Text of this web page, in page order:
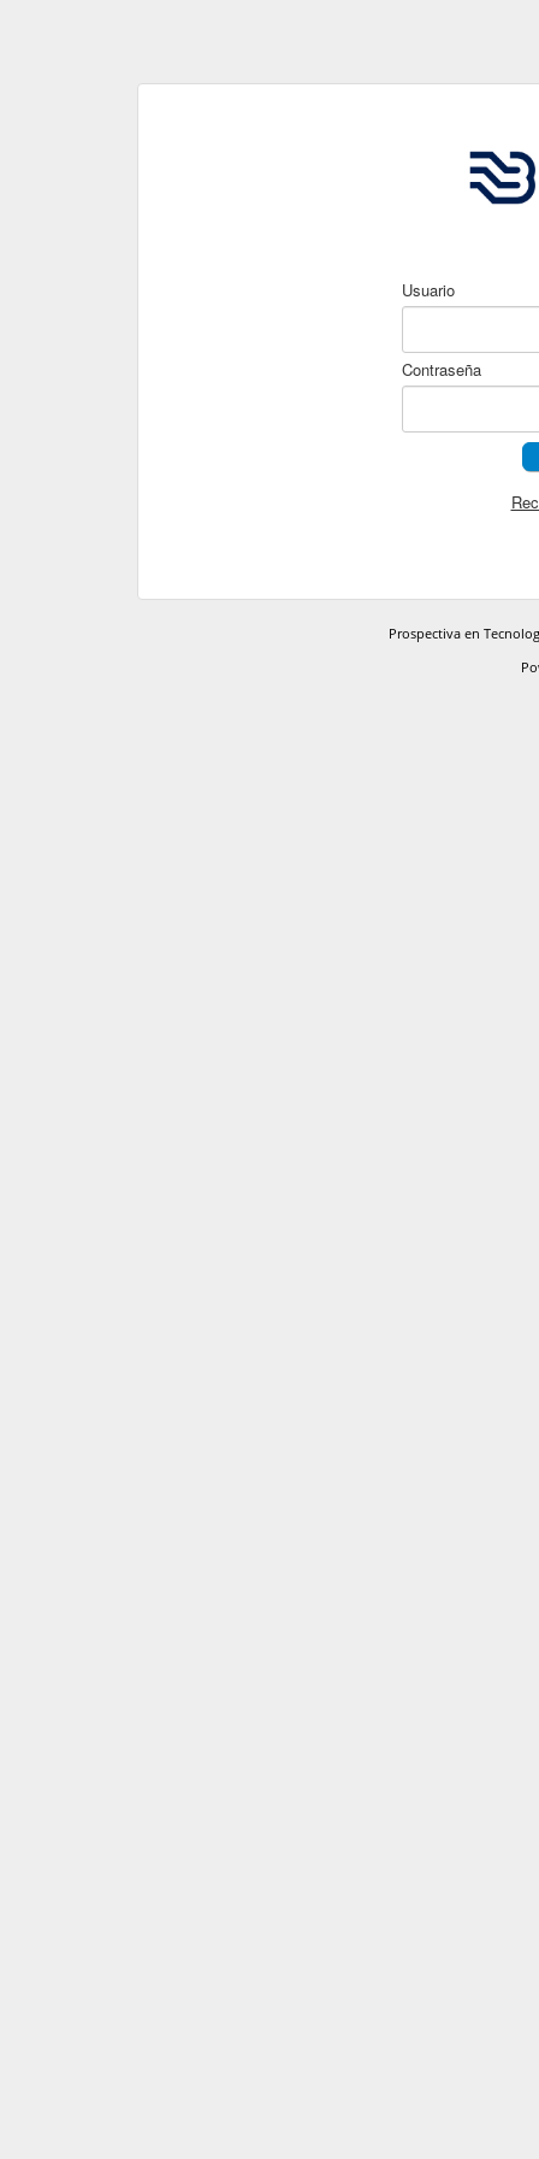
Usuario
Contraseña
Prospectiva en